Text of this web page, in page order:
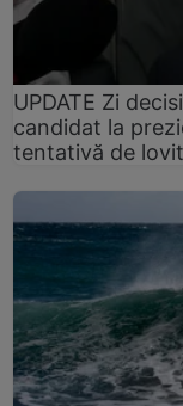
UPDATE Zi
candidat la
tentativă de